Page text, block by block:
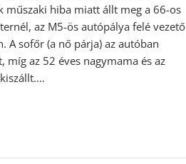
műszaki hiba miatt állt meg a 66-os
az M5-ös autópálya felé vezető
A sofőr (a nő párja) az autóban
míg az 52 éves nagymama és az